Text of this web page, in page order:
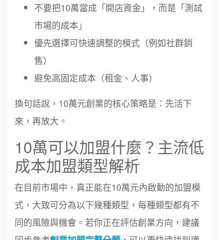
不要把10萬當成「開店資金」，而是「測試
市場的成本」
優先選擇可快速調整的模式（例如社群銷
售）
避免高固定成本（租金、人事）
換句話說，10萬元創業的核心策略是：先活下
來，再放大。
10萬可以加盟什麼？主流低
成本加盟類型解析
在目前市場中，真正能在10萬元內啟動的加盟模
式，大致可分為以下幾種類型，每種類型都有不
同的風險與機會。若你正在評估創業方向，建議